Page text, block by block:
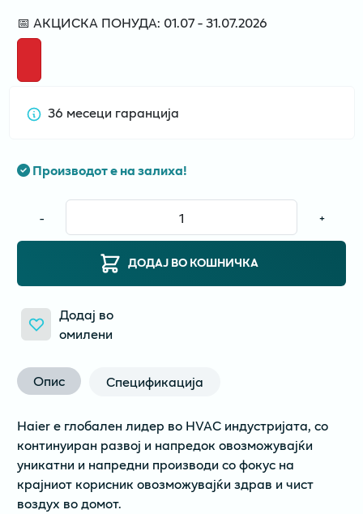
📅 АКЦИСКА ПОНУДА: 01.07 - 31.07.2026
36 месеци гаранција
Производот е на залиха!
- +
ДОДАЈ ВО КОШНИЧКА
Додај во
омилени
Опис Спецификација
Haier е глобален лидер во HVAC индустријата, со
континуиран развој и напредок овозможувајќи
уникатни и напредни производи со фокус на
крајниот корисник овозможувајќи здрав и чист
воздух во домот.